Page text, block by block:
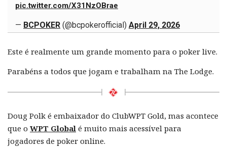
pic.twitter.com/X31NzOBrae
— BCPOKER (@bcpokerofficial) April 29, 2026
Este é realmente um grande momento para o poker live.
Parabéns a todos que jogam e trabalham na The Lodge.
Doug Polk é embaixador do ClubWPT Gold, mas acontece
que o WPT Global é muito mais acessível para
jogadores de poker online.